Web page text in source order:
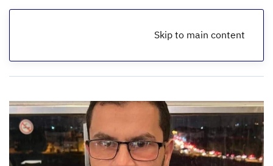
Skip to main content
الرئيسية